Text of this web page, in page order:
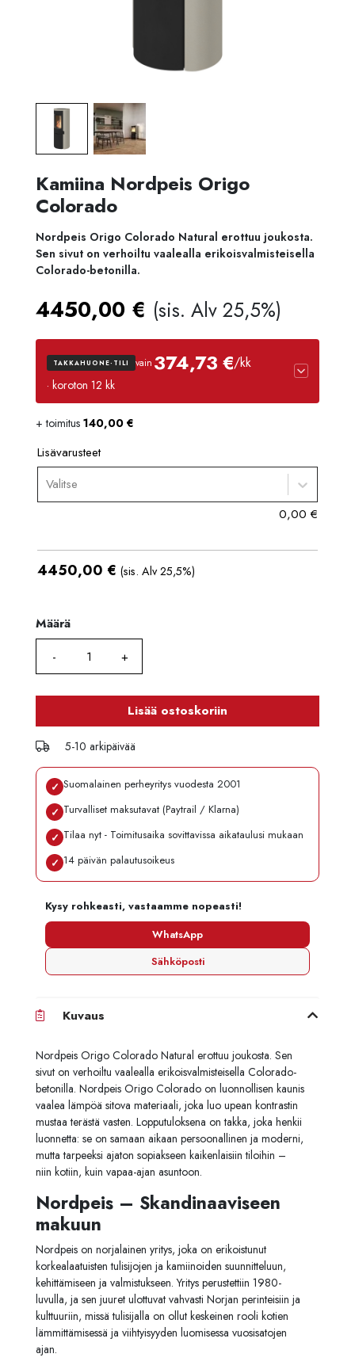
Kamiina Nordpeis Origo
Colorado
Nordpeis Origo Colorado Natural erottuu joukosta.
Sen sivut on verhoiltu vaalealla erikoisvalmisteisella
Colorado-betonilla.
4450,00 € (sis. Alv 25,5%)
TAKKAHUONE-TILI vain 374,73 €/kk
· koroton 12 kk
Luottoaika
Korko
Käsittelymaksu
3,90 €/kk
4 496,80 €
+ toimitus 140,00 €
Lisävarusteet
Valitse
0,00 €
4450,00 € (sis. Alv 25,5%)
Määrä
Määrä
Lisää ostoskoriin
5-10 arkipäivää
✓ Suomalainen perheyritys vuodesta 2001
✓ Turvalliset maksutavat (Paytrail / Klarna)
✓ Tilaa nyt - Toimitusaika sovittavissa aikataulusi mukaan
✓ 14 päivän palautusoikeus
Kysy rohkeasti, vastaamme nopeasti!
WhatsApp
Sähköposti
Kuvaus
Nordpeis Origo Colorado Natural erottuu joukosta. Sen
sivut on verhoiltu vaalealla erikoisvalmisteisella Colorado-
betonilla. Nordpeis Origo Colorado on luonnollisen kaunis
vaalea lämpöä sitova materiaali, joka luo upean kontrastin
mustaa terästä vasten. Lopputuloksena on takka, joka henkii
luonnetta: se on samaan aikaan persoonallinen ja moderni,
mutta tarpeeksi ajaton sopiakseen kaikenlaisiin tiloihin –
niin kotiin, kuin vapaa-ajan asuntoon.
Nordpeis – Skandinaaviseen
makuun
Nordpeis on norjalainen yritys, joka on erikoistunut
korkealaatuisten tulisijojen ja kamiinoiden suunnitteluun,
kehittämiseen ja valmistukseen. Yritys perustettiin 1980-
luvulla, ja sen juuret ulottuvat vahvasti Norjan perinteisiin ja
kulttuuriin, missä tulisijalla on ollut keskeinen rooli kotien
lämmittämisessä ja viihtyisyyden luomisessa vuosisatojen
ajan.